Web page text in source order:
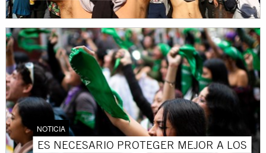
NOTICIA
ES NECESARIO PROTEGER MEJOR A LOS